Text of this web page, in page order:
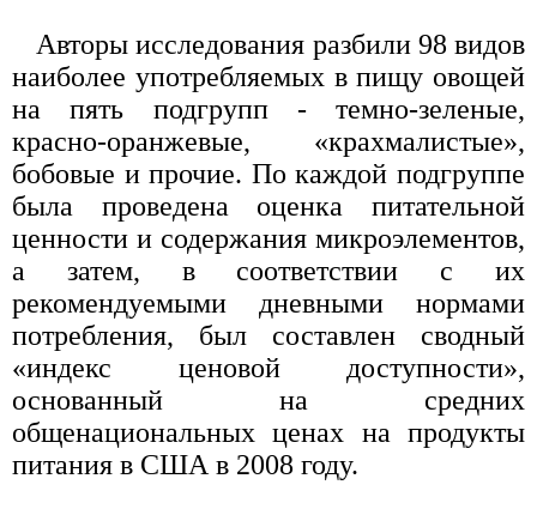
Авторы исследования разбили 98 видов
наиболее употребляемых в пищу овощей
на пять подгрупп - темно-зеленые,
красно-оранжевые, «крахмалистые»,
бобовые и прочие. По каждой подгруппе
была проведена оценка питательной
ценности и содержания микроэлементов,
а затем, в соответствии с их
рекомендуемыми дневными нормами
потребления, был составлен сводный
«индекс ценовой доступности»,
основанный на средних
общенациональных ценах на продукты
питания в США в 2008 году.